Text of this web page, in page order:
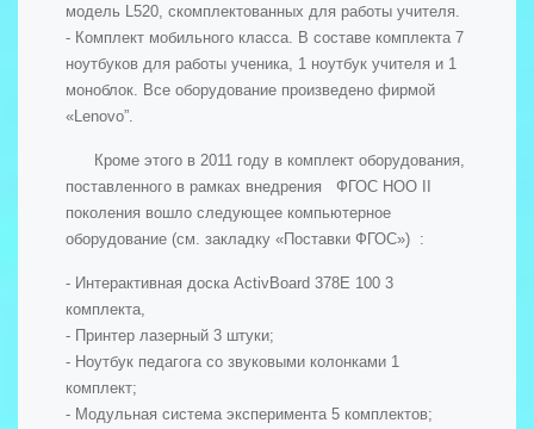
модель L520, скомплектованных для работы учителя.
- Комплект мобильного класса. В составе комплекта 7
ноутбуков для работы ученика, 1 ноутбук учителя и 1
моноблок. Все оборудование произведено фирмой
«Lenovo”.
Кроме этого в 2011 году в комплект оборудования,
поставленного в рамках внедрения ФГОС НОО II
поколения вошло следующее компьютерное
оборудование (см. закладку «Поставки ФГОС») :
- Интерактивная доска ActivBoard 378E 100 3
комплекта,
- Принтер лазерный 3 штуки;
- Ноутбук педагога со звуковыми колонками 1
комплект;
- Модульная система эксперимента 5 комплектов;